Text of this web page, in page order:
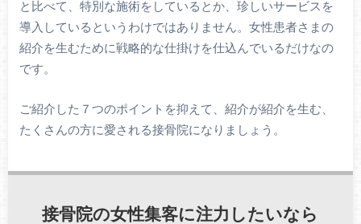
と比べて、特別な施術をしているとか、珍しいサービスを
導入しているというわけではありません。女性患者さまの
紹介を生むために戦略的な仕掛けを仕込んでいるだけなの
です。
ご紹介した７つのポイントを抑えて、紹介が紹介を生む、
たくさんの方に愛される接骨院になりましょう。
接骨院の女性集客に注力したいなら